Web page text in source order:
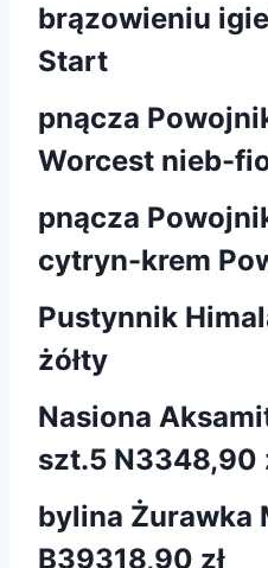
brązowieniu
Start
pnącza
Worcest nieb-
pnącza
cytryn-krem
Pustynnik
żółty
Nasiona
szt.5 N3348,90
bylina Żurawka
B39318,90 zł